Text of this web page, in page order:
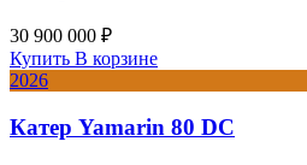
30 900 000 ₽
Купить В корзине
2026
Катер Yamarin 80 DC